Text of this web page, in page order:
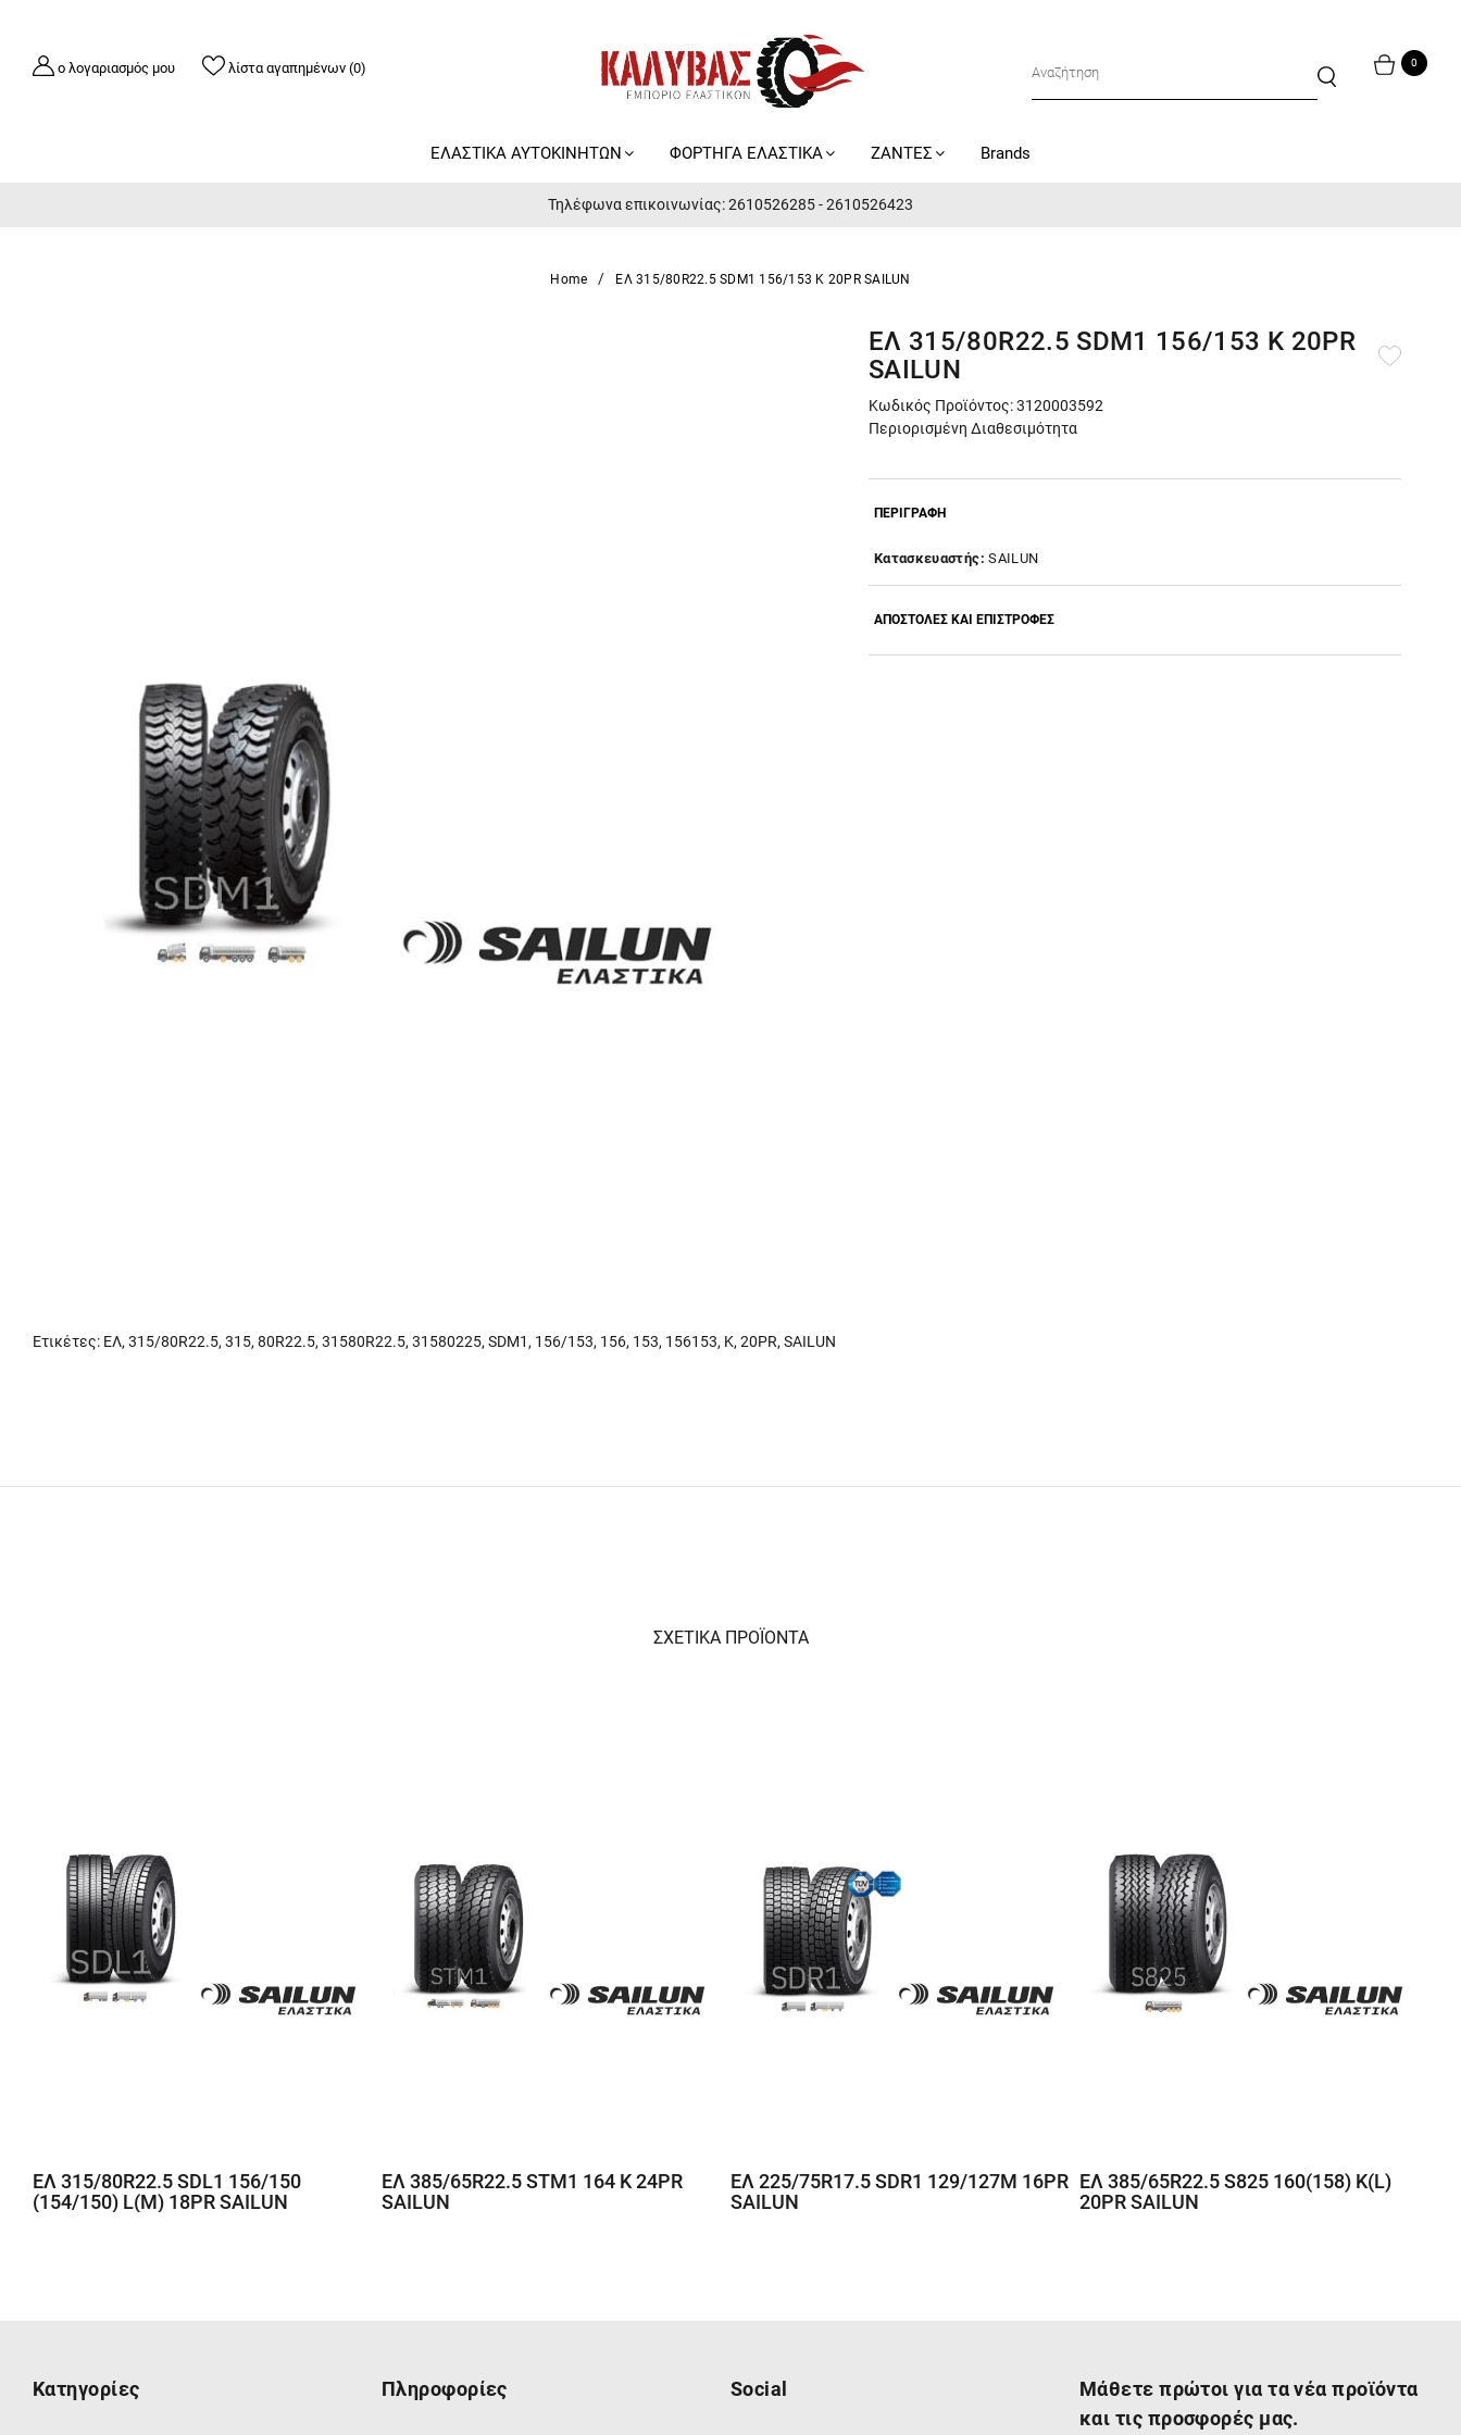
ο λογαριασμός μου λίστα αγαπημένων (0) 0
ΕΛΑΣΤΙΚΑ ΑΥΤΟΚΙΝΗΤΩΝ ΦΟΡΤΗΓΑ ΕΛΑΣΤΙΚΑ ΖΑΝΤΕΣ Brands
Τηλέφωνα επικοινωνίας: 2610526285 - 2610526423
Home ΕΛ 315/80R22.5 SDM1 156/153 K 20PR SAILUN
ΕΛ 315/80R22.5 SDM1 156/153 K 20PR
SAILUN
Κωδικός Προϊόντος: 3120003592
Περιορισμένη Διαθεσιμότητα
ΠΕΡΙΓΡΑΦΗ
Κατασκευαστής: SAILUN
ΑΠΟΣΤΟΛΕΣ ΚΑΙ ΕΠΙΣΤΡΟΦΕΣ
Ετικέτες: ΕΛ, 315/80R22.5, 315, 80R22.5, 31580R22.5, 31580225, SDM1, 156/153, 156, 153, 156153, K, 20PR, SAILUN
ΣΧΕΤΙΚΑ ΠΡΟΪΟΝΤΑ
ΕΛ 315/80R22.5 SDL1 156/150
(154/150) L(M) 18PR SAILUN
ΕΛ 385/65R22.5 STM1 164 K 24PR
SAILUN
ΕΛ 225/75R17.5 SDR1 129/127M 16PR
SAILUN
ΕΛ 385/65R22.5 S825 160(158) K(L)
20PR SAILUN
Κατηγορίες Πληροφορίες Social
Μάθετε πρώτοι για τα νέα προϊόντα
και τις προσφορές μας.